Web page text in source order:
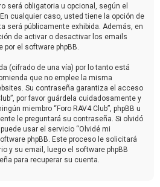
será obligatoria u opcional, según el
En cualquier caso, usted tiene la opción de
será públicamente exhibida. Además, en
de activar o desactivar los emails
el software phpBB.
(cifrado de una vía) por lo tanto está
que no emplee la misma
Su contraseña garantiza el acceso
por favor guárdela cuidadosamente y
miembro “Foro RAV4 Club”, phpBB u
le preguntará su contraseña. Si olvidó
usar el servicio “Olvidé mi
phpBB. Este proceso le solicitará
y su email, luego el software phpBB
para recuperar su cuenta.